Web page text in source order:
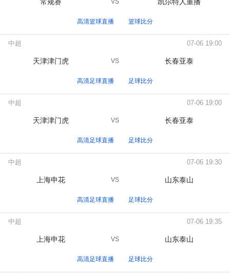
VS
高清篮球直播 篮球比分
中超 07-06 19:00
天津津门虎 VS 长春亚泰
高清足球直播 足球比分
中超 07-06 19:00
天津津门虎 VS 长春亚泰
高清足球直播 足球比分
中超 07-06 19:30
上海申花 VS 山东泰山
高清足球直播 足球比分
中超 07-06 19:35
上海申花 VS 山东泰山
高清足球直播 足球比分